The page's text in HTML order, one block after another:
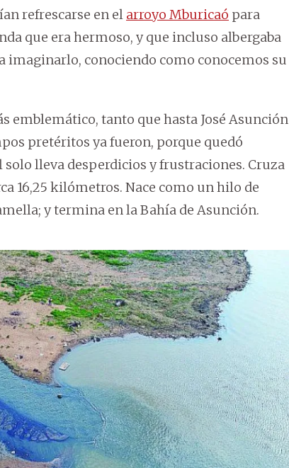
refrescarse en el arroyo Mburicaó para
que era hermoso, y que incluso albergaba
imaginarlo, conociendo como conocemos su
emblemático, tanto que hasta José Asunción
pretéritos ya fueron, porque quedó
lleva desperdicios y frustraciones. Cruza
16,25 kilómetros. Nace como un hilo de
y termina en la Bahía de Asunción.